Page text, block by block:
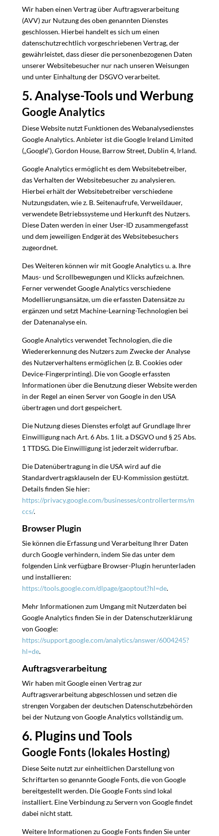
Wir haben einen Vertrag über Auftragsverarbeitung
(AVV) zur Nutzung des oben genannten Dienstes
geschlossen. Hierbei handelt es sich um einen
datenschutzrechtlich vorgeschriebenen Vertrag, der
gewährleistet, dass dieser die personenbezogenen Daten
unserer Websitebesucher nur nach unseren Weisungen
und unter Einhaltung der DSGVO verarbeitet.
5. Analyse-Tools und Werbung
Google Analytics
Diese Website nutzt Funktionen des Webanalysedienstes
Google Analytics. Anbieter ist die Google Ireland Limited
(„Google“), Gordon House, Barrow Street, Dublin 4, Irland.
Google Analytics ermöglicht es dem Websitebetreiber,
das Verhalten der Websitebesucher zu analysieren.
Hierbei erhält der Websitebetreiber verschiedene
Nutzungsdaten, wie z. B. Seitenaufrufe, Verweildauer,
verwendete Betriebssysteme und Herkunft des Nutzers.
Diese Daten werden in einer User-ID zusammengefasst
und dem jeweiligen Endgerät des Websitebesuchers
zugeordnet.
Des Weiteren können wir mit Google Analytics u. a. Ihre
Maus- und Scrollbewegungen und Klicks aufzeichnen.
Ferner verwendet Google Analytics verschiedene
Modellierungsansätze, um die erfassten Datensätze zu
ergänzen und setzt Machine-Learning-Technologien bei
der Datenanalyse ein.
Google Analytics verwendet Technologien, die die
Wiedererkennung des Nutzers zum Zwecke der Analyse
des Nutzerverhaltens ermöglichen (z. B. Cookies oder
Device-Fingerprinting). Die von Google erfassten
Informationen über die Benutzung dieser Website werden
in der Regel an einen Server von Google in den USA
übertragen und dort gespeichert.
Die Nutzung dieses Dienstes erfolgt auf Grundlage Ihrer
Einwilligung nach Art. 6 Abs. 1 lit. a DSGVO und § 25 Abs.
1 TTDSG. Die Einwilligung ist jederzeit widerrufbar.
Die Datenübertragung in die USA wird auf die
Standardvertragsklauseln der EU-Kommission gestützt.
Details finden Sie hier:
https://privacy.google.com/businesses/controllerterms/m
ccs/.
Browser Plugin
Sie können die Erfassung und Verarbeitung Ihrer Daten
durch Google verhindern, indem Sie das unter dem
folgenden Link verfügbare Browser-Plugin herunterladen
und installieren:
https://tools.google.com/dlpage/gaoptout?hl=de.
Mehr Informationen zum Umgang mit Nutzerdaten bei
Google Analytics finden Sie in der Datenschutzerklärung
von Google:
https://support.google.com/analytics/answer/6004245?
hl=de.
Auftragsverarbeitung
Wir haben mit Google einen Vertrag zur
Auftragsverarbeitung abgeschlossen und setzen die
strengen Vorgaben der deutschen Datenschutzbehörden
bei der Nutzung von Google Analytics vollständig um.
6. Plugins und Tools
Google Fonts (lokales Hosting)
Diese Seite nutzt zur einheitlichen Darstellung von
Schriftarten so genannte Google Fonts, die von Google
bereitgestellt werden. Die Google Fonts sind lokal
installiert. Eine Verbindung zu Servern von Google findet
dabei nicht statt.
Weitere Informationen zu Google Fonts finden Sie unter